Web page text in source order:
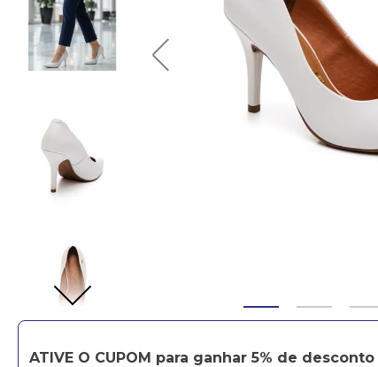
ATIVE O CUPOM para ganhar 5% de desconto